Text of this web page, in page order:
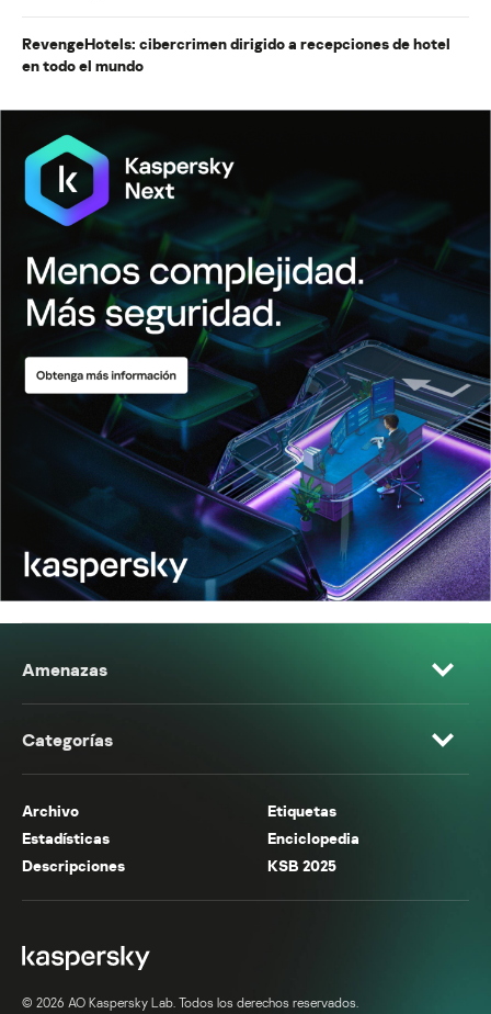
RevengeHotels: cibercrimen dirigido a recepciones de hotel
en todo el mundo
Amenazas
Categorías
Archivo
Etiquetas
Estadísticas
Enciclopedia
Descripciones
KSB 2025
© 2026 AO Kaspersky Lab. Todos los derechos reservados.